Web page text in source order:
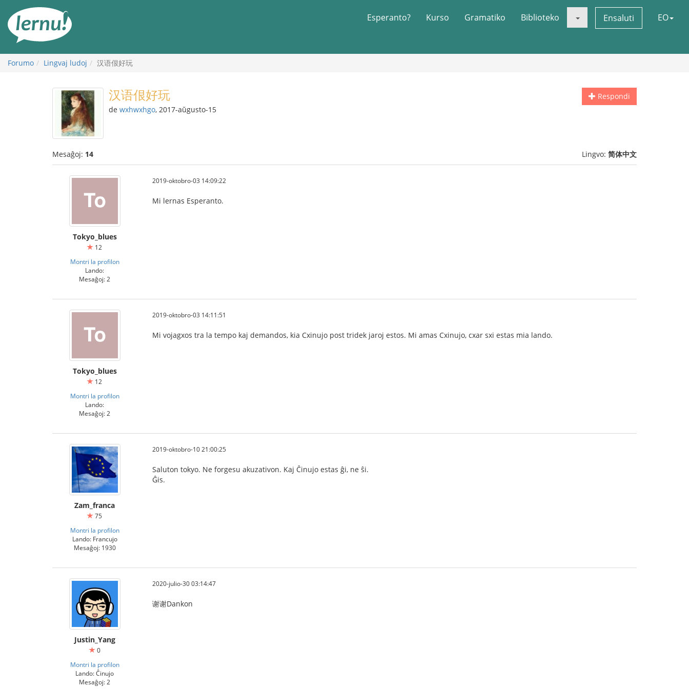
enhavo
Esperanto? Kurso Gramatiko Biblioteko Ensaluti EO
Forumo Lingvaj ludoj 汉语佷好玩
Respondi
汉语佷好玩
de wxhwxhgo, 2017-aŭgusto-15
Mesaĝoj: 14 Lingvo: 简体中文
Tokyo_blues
12
Montri la profilon
Lando:
Mesaĝoj: 2
2019-oktobro-03 14:09:22
Mi lernas Esperanto.
Tokyo_blues
12
Montri la profilon
Lando:
Mesaĝoj: 2
2019-oktobro-03 14:11:51
Mi vojagxos tra la tempo kaj demandos, kia Cxinujo post tridek jaroj estos. Mi amas Cxinujo, cxar sxi estas mia lando.
Zam_franca
75
Montri la profilon
Lando: Francujo
Mesaĝoj: 1930
2019-oktobro-10 21:00:25
Saluton tokyo. Ne forgesu akuzativon. Kaj Ĉinujo estas ĝi, ne ŝi.
Ĝis.
Justin_Yang
0
Montri la profilon
Lando: Ĉinujo
Mesaĝoj: 2
2020-julio-30 03:14:47
谢谢Dankon